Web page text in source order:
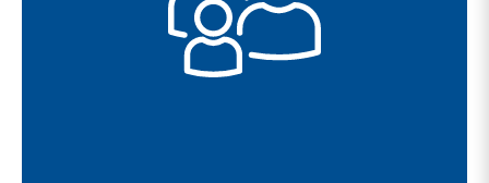
wichtig und wir nehmen unsere Aufgabe als Ihr Arbeitgeber
ernst. Daher ermöglichen wir flexible Arbeitszeitmodelle bei
der Dienstplanung im Team - natürlich unter
Berücksichtigung der betrieblichen Erfordernisse.